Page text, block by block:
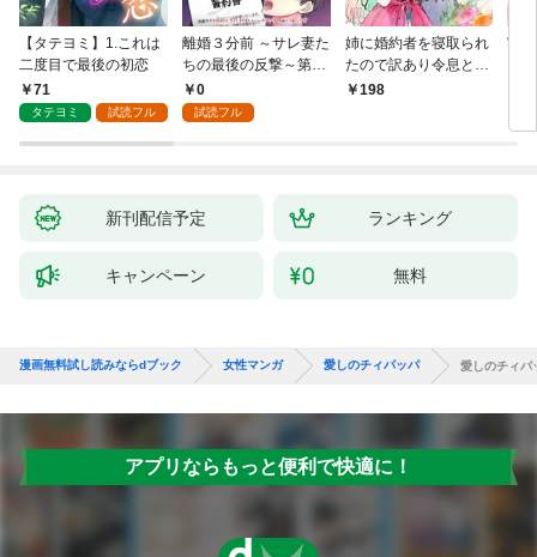
【タテヨミ】1.これは
二度目で最後の初恋
71
タテヨミ 試読フル
離婚３分前 ～サレ妻た
ちの最後の反撃～第1
話0
試読フル
姉に婚約者を寝取られ
たので訳あり令息と結
婚して辺境へと向かい
198
実
新刊配信予定 ランキング
キャンペーン 無料
漫画無料試し読みならdブック 女性マンガ 愛しのチィパッパ 愛しのチィパ
アプリならもっと便利で快適に！